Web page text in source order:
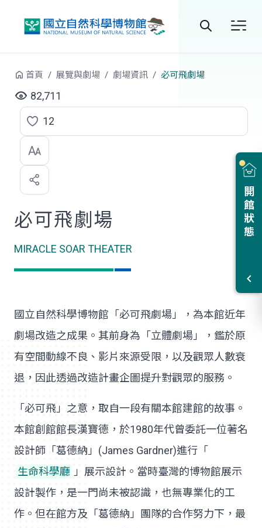
站
尋
開館狀態
首頁 展覽與劇場 劇場資訊 必可飛劇場
82,711
點
選
喜
歡
12
必可飛劇場
MIRACLE SOAR THEATER
國立自然科學博物館「必可飛劇場」，為本館近年
劇場改造之成果。其前身為「立體劇場」，鑑於原
有空間動線不良、影片來源受限，以及觀眾人數衰
退，因此透過改造計畫企圖提升對觀眾的服務。
「必可飛」之意，取自一段有關本館建館的故事。
本館創館館長漢寶德，於1980年代曾委託一位著名
設計師「葛德納」(James Gardner)進行「
生命科學廳 」展示設計。當時臺灣的博物館展示
設計製作，是一門尚未被認識，也無專業化的工
作。但在館方及「葛德納」團隊的合作努力下，最